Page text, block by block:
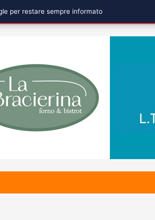
per restare sempre informato